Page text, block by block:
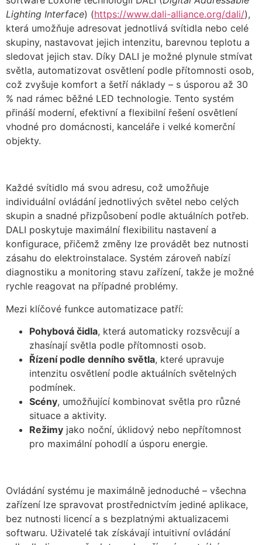
Lighting Interface) (https://www.dali-alliance.org/dali/),
která umožňuje adresovat jednotlivá svítidla nebo celé
skupiny, nastavovat jejich intenzitu, barevnou teplotu a
sledovat jejich stav. Díky DALI je možné plynule stmívat
světla, automatizovat osvětlení podle přítomnosti osob,
což zvyšuje komfort a šetří náklady – s úsporou až 30
% nad rámec běžné LED technologie. Tento systém
přináší moderní, efektivní a flexibilní řešení osvětlení
vhodné pro domácnosti, kanceláře i velké komerční
objekty.
Každé svítidlo má svou adresu, což umožňuje
individuální ovládání jednotlivých světel nebo celých
skupin a snadné přizpůsobení podle aktuálních potřeb.
DALI poskytuje maximální flexibilitu nastavení a
konfigurace, přičemž změny lze provádět bez nutnosti
zásahu do elektroinstalace. Systém zároveň nabízí
diagnostiku a monitoring stavu zařízení, takže je možné
rychle reagovat na případné problémy.
Mezi klíčové funkce automatizace patří:
Pohybová čidla, která automaticky rozsvěcují a
zhasínají světla podle přítomnosti osob.
Řízení podle denního světla, které upravuje
intenzitu osvětlení podle aktuálních světelných
podmínek.
Scény, umožňující kombinovat světla pro různé
situace a aktivity.
Režimy jako noční, úklidový nebo nepřítomnost
pro maximální pohodlí a úsporu energie.
Ovládání systému je maximálně jednoduché – všechna
zařízení lze spravovat prostřednictvím jediné aplikace,
bez nutnosti licencí a s bezplatnými aktualizacemi
softwaru. Uživatelé tak získávají intuitivní ovládání